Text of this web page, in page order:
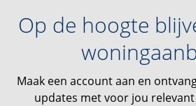
Op de hoogte
Maak een account aan en
updates met voor jou